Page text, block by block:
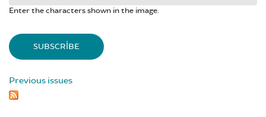
Enter the characters shown in the image.
Previous issues